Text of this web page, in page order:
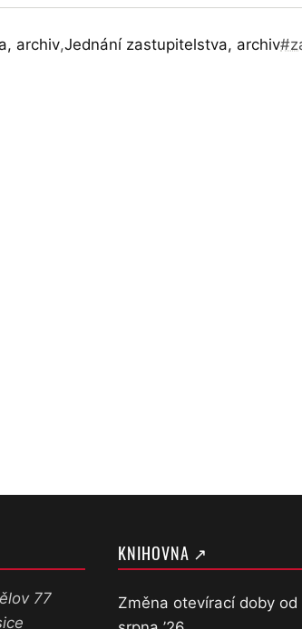
archiv,Jednání zastupitelstva, archiv
77
KNIHOVNA ↗
Změna otevírací doby od